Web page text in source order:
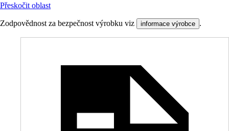
Přeskočit oblast
Zodpovědnost za bezpečnost výrobku viz informace výrobce .